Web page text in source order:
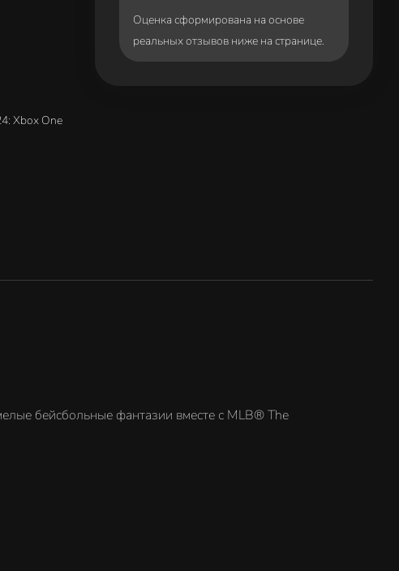
Xbox One
Оценка сформирована на основе
реальных отзывов ниже на странице.
бейсбольные фантазии вместе с MLB® The